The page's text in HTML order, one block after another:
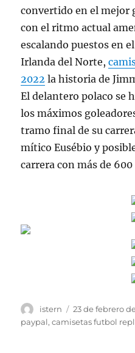
convertido en el mejor
con el ritmo actual
escalando puestos en
Irlanda del Norte,
2022 la historia de
El delantero polaco se
los máximos
tramo final de su
mítico Eusébio y
carrera con más de 600
Autor
istern
Publicado
el
23 de febrero
paypal,camisetas futbol